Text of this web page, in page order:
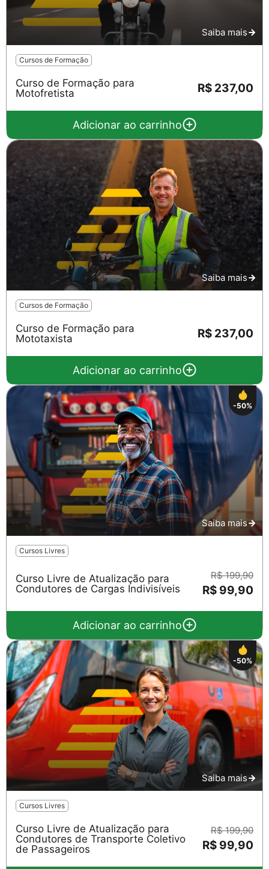
Saiba mais
Cursos de Formação
Curso de Formação para
Motofretista
R$ 237,00
Adicionar ao carrinho
Saiba mais
Cursos de Formação
Curso de Formação para
Mototaxista
R$ 237,00
Adicionar ao carrinho
-50%
Saiba mais
Cursos Livres
Curso Livre de Atualização para
Condutores de Cargas Indivisíveis
R$ 199,90
R$ 99,90
Adicionar ao carrinho
-50%
Saiba mais
Cursos Livres
Curso Livre de Atualização para
Condutores de Transporte Coletivo
de Passageiros
R$ 199,90
R$ 99,90